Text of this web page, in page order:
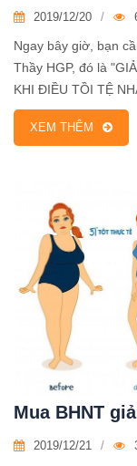
2019/12/20
Ngay bây giờ, bạn
Thầy HGP, đó là
KHI ĐIỀU TỒI TỆ
XEM THÊM
Mua BHNT
2019/12/21